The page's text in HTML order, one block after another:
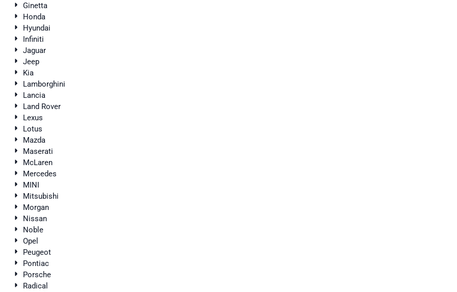
Ginetta
Honda
Hyundai
Infiniti
Jaguar
Jeep
Kia
Lamborghini
Lancia
Land Rover
Lexus
Lotus
Mazda
Maserati
McLaren
Mercedes
MINI
Mitsubishi
Morgan
Nissan
Noble
Opel
Peugeot
Pontiac
Porsche
Radical